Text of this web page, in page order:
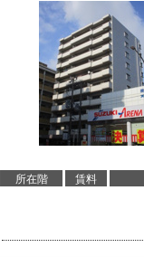
所在階 賃料